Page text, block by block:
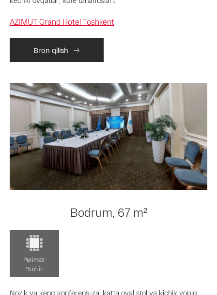
AZIMUT Grand Hotel Toshkent
Bron qilish
Bodrum, 67 m²
Perimetr
15 o'rin
Nozik va keng konferens-zal katta oval stol va kichik yopiq